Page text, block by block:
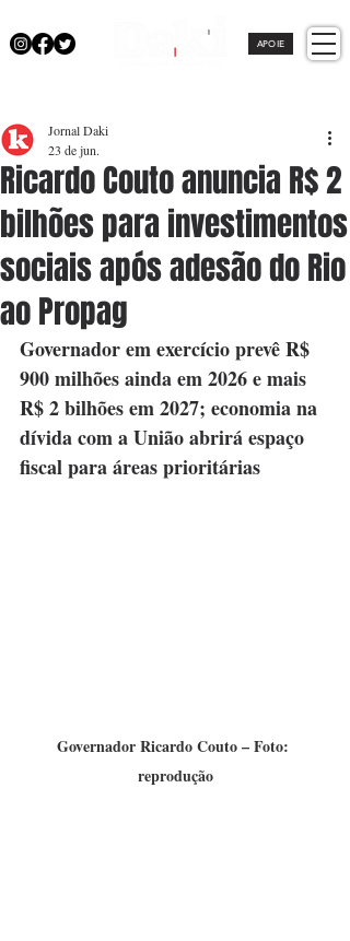
APOIE
Ricardo Couto anuncia R$ 2
bilhões para investimentos
sociais após adesão do Rio
ao Propag
Jornal Daki
23 de jun.
Governador em exercício prevê R$
900 milhões ainda em 2026 e mais
R$ 2 bilhões em 2027; economia na
dívida com a União abrirá espaço
fiscal para áreas prioritárias
Governador Ricardo Couto – Foto:
reprodução